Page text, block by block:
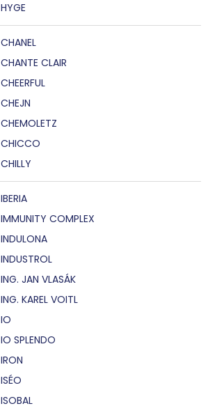
HYGE
CHANEL
CHANTE CLAIR
CHEERFUL
CHEJN
CHEMOLETZ
CHICCO
CHILLY
IBERIA
IMMUNITY COMPLEX
INDULONA
INDUSTROL
ING. JAN VLASÁK
ING. KAREL VOITL
IO
IO SPLENDO
IRON
ISÉO
ISOBAL